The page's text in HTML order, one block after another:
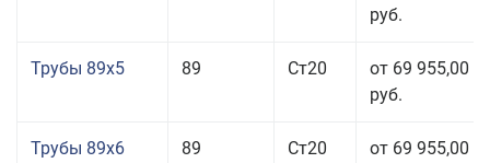
руб.
Трубы 89x5 89 Ст20
от 69 955,00
руб.
Трубы 89x6 89 Ст20
от 69 955,00